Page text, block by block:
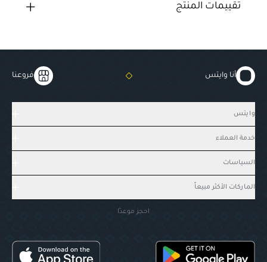
تقييمات المنتج
أنا وايتس فروعنا
وايتس
خدمة العملاء
السياسات
الماركات الأكثر مبيعاً
احجز موعدًا